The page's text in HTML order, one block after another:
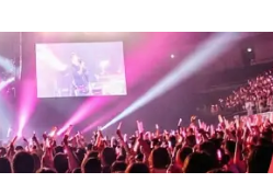
ロモーションコンテンツは、公式デビュー